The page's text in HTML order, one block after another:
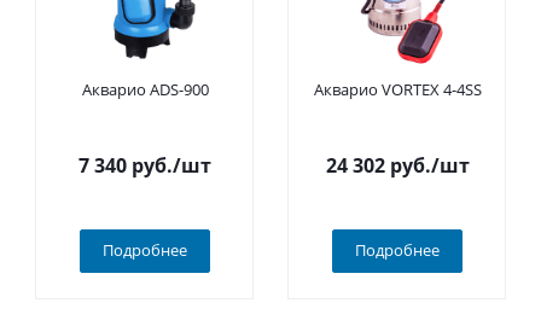
Акварио ADS-900
7 340 руб./шт
Подробнее
Акварио VORTEX 4-4SS
24 302руб./шт
Подробнее